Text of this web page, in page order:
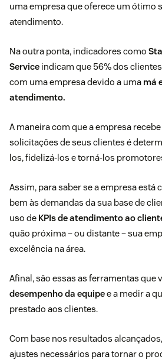
uma empresa que oferece um ótimo
atendimento.
Na outra ponta, indicadores como
Service indicam que 56% dos
com uma empresa devido a uma má
atendimento.
A maneira com que a empresa
solicitações de seus clientes é
los, fidelizá-los e torná-los
Assim, para saber se a empresa está
bem às demandas da sua base de
uso de KPIs de atendimento ao
quão próxima – ou distante – sua
excelência na área.
Afinal, são essas as ferramentas que
desempenho da equipee a medir a
prestado aos clientes.
Com base nos resultados
ajustes necessários para tornar o